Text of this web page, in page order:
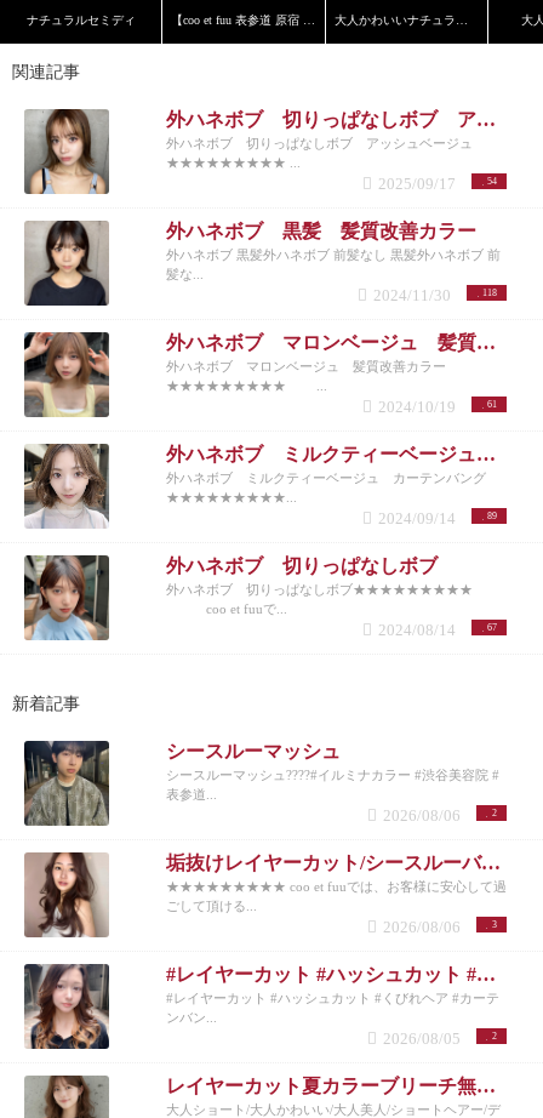
ナチュラルセミディ 【coo et fuu 表参道 原宿 青山】フレンチボブ 藤 大人かわいいナチュラルボブ 大
関連記事
外ハネボブ 切りっぱなしボブ アッシュベージュ
外ハネボブ 切りっぱなしボブ アッシュベージュ
★★★★★★★★★ ...
54
2025/09/17
外ハネボブ 黒髪 髪質改善カラー
外ハネボブ 黒髪外ハネボブ 前髪なし 黒髪外ハネボブ 前
髪な...
118
2024/11/30
外ハネボブ マロンベージュ 髪質改善カラー
外ハネボブ マロンベージュ 髪質改善カラー
★★★★★★★★★ ...
61
2024/10/19
外ハネボブ ミルクティーベージュ カーテンバング
外ハネボブ ミルクティーベージュ カーテンバング
★★★★★★★★★...
89
2024/09/14
外ハネボブ 切りっぱなしボブ
外ハネボブ 切りっぱなしボブ★★★★★★★★★
coo et fuuで...
67
2024/08/14
新着記事
シースルーマッシュ
シースルーマッシュ????#イルミナカラー #渋谷美容院 #
表参道...
2
2026/08/06
垢抜けレイヤーカット/シースルーバング◎夏のベージュカラー
★★★★★★★★★ coo et fuuでは、お客様に安心して過
ごして頂ける...
3
2026/08/06
#レイヤーカット #ハッシュカット #くびれヘア #カーテンバング #インナーカラー
#レイヤーカット #ハッシュカット #くびれヘア #カーテ
ンバン...
2
2026/08/05
レイヤーカット夏カラーブリーチ無しカラー
大人ショート/大人かわいい/大人美人/ショートヘアー/デ